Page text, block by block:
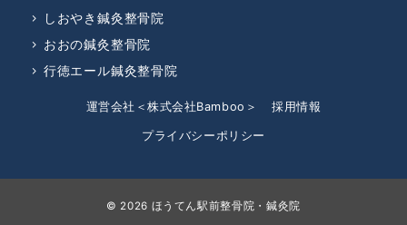
しおやき鍼灸整骨院
おおの鍼灸整骨院
行徳エール鍼灸整骨院
運営会社＜株式会社Bamboo＞ 採用情報
プライバシーポリシー
© 2026 ほうてん駅前整骨院・鍼灸院